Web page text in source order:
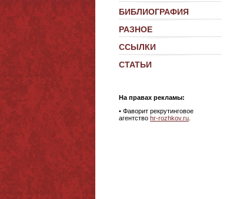
БИБЛИОГРАФИЯ
РАЗНОЕ
ССЫЛКИ
СТАТЬИ
На правах рекламы:
• Фаворит рекрутинговое
агентство hr-rozhkov.ru